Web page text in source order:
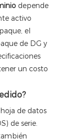
depende
activo
el
de DG y
un costo
de datos
de serie.